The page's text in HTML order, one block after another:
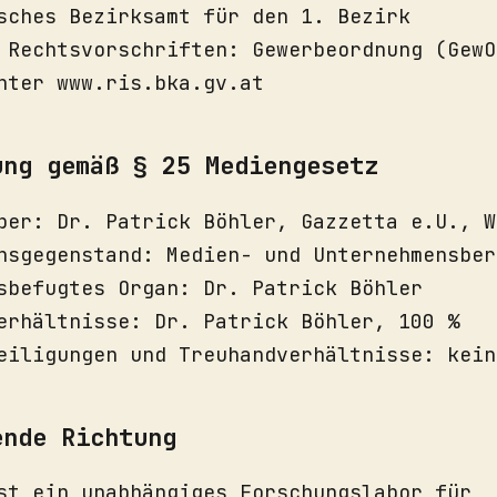
Bezirksamt für den 1. Bezirk
Rechtsvorschriften: Gewerbeordnung
www.ris.bka.gv.at
gemäß § 25 Mediengesetz
Dr. Patrick Böhler, Gazzetta e.U.,
Medien- und
Organ: Dr. Patrick Böhler
Dr. Patrick Böhler, 100 %
und Treuhandverhältnisse:
Richtung